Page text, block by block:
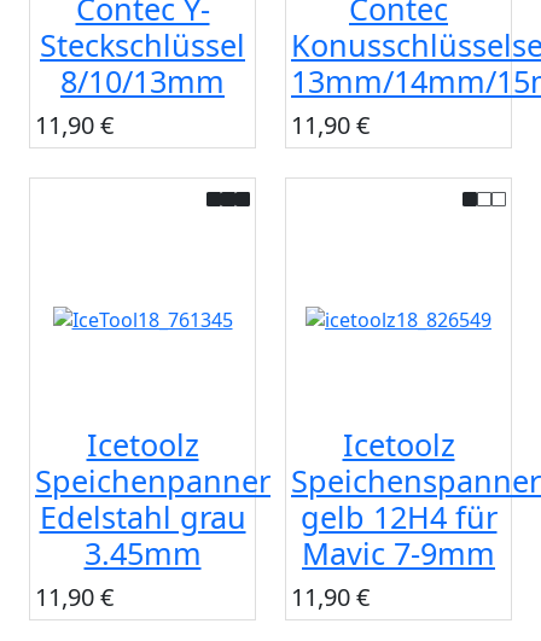
Contec Y-
Steckschlüssel
8/10/13mm
11,90 €
Contec
13mm/14mm/
11,90 €
Icetoolz
Speichenpanner
Edelstahl grau
3.45mm
11,90 €
Icetoolz
Speichenspanner
gelb 12H4 für
Mavic 7-9mm
11,90 €